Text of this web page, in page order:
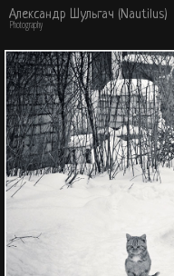
Александр Шульгач (Nautilus)
Photography